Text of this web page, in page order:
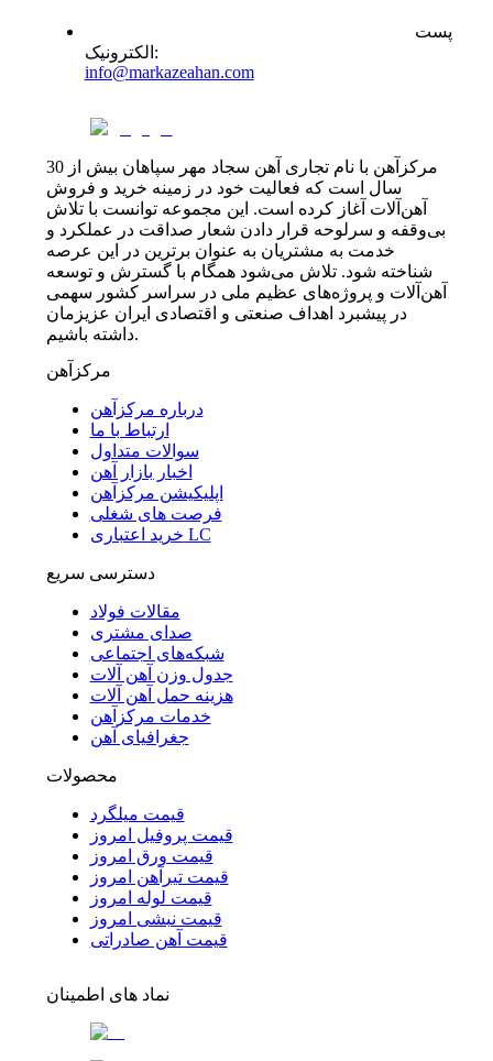
پست
الکترونیک :
info@markazeahan.com
مرکزآهن با نام تجاری آهن سجاد مهر سپاهان بیش از 30
سال است که فعالیت خود در زمینه خرید و فروش
آهن‌آلات آغاز کرده است. این مجموعه توانست با تلاش
بی‌وقفه و سرلوحه قرار دادن شعار صداقت در عملکرد و
خدمت به مشتریان به عنوان برترین در این عرصه
شناخته شود. تلاش می‌شود همگام با گسترش و توسعه
آهن‌آلات و پروژه‌های عظیم ملی در سراسر کشور سهمی
در پیشبرد اهداف صنعتی و اقتصادی ایران عزیزمان
داشته باشیم.
مرکزآهن
درباره مرکزآهن
ارتباط با ما
سوالات متداول
اخبار بازار آهن
اپلیکیشن مرکزآهن
فرصت های شغلی
خرید اعتباری LC
دسترسی سریع
مقالات فولاد
صدای مشتری
شبکه‌های اجتماعی
جدول وزن آهن آلات
هزینه حمل آهن آلات
خدمات مرکزآهن
جغرافیای آهن
محصولات
قیمت میلگرد
قیمت پروفیل امروز
قیمت ورق امروز
قیمت تیرآهن امروز
قیمت لوله امروز
قیمت نبشی امروز
قیمت آهن صادراتی
نماد های اطمینان